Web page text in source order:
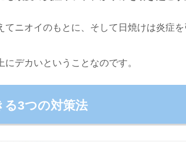
てニオイのもとに、そして日焼けは炎症
デカいということなのです。
る3つの対策法